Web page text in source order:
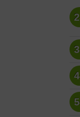
2
3
4
5